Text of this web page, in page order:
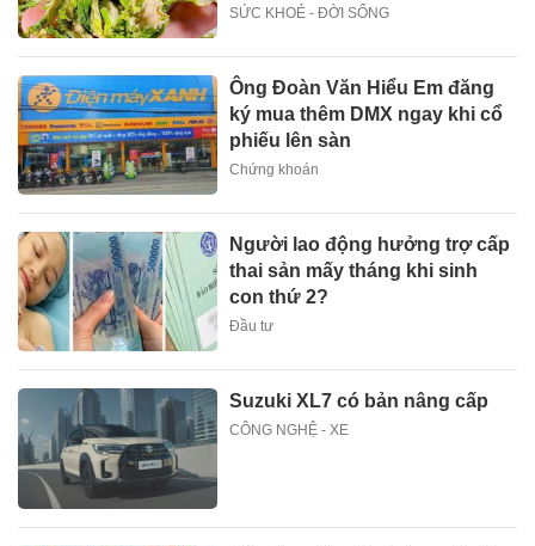
SỨC KHOẺ - ĐỜI SỐNG
Ông Đoàn Văn Hiểu Em đăng
ký mua thêm DMX ngay khi cổ
phiếu lên sàn
Chứng khoán
Người lao động hưởng trợ cấp
thai sản mấy tháng khi sinh
con thứ 2?
Đầu tư
Suzuki XL7 có bản nâng cấp
CÔNG NGHỆ - XE